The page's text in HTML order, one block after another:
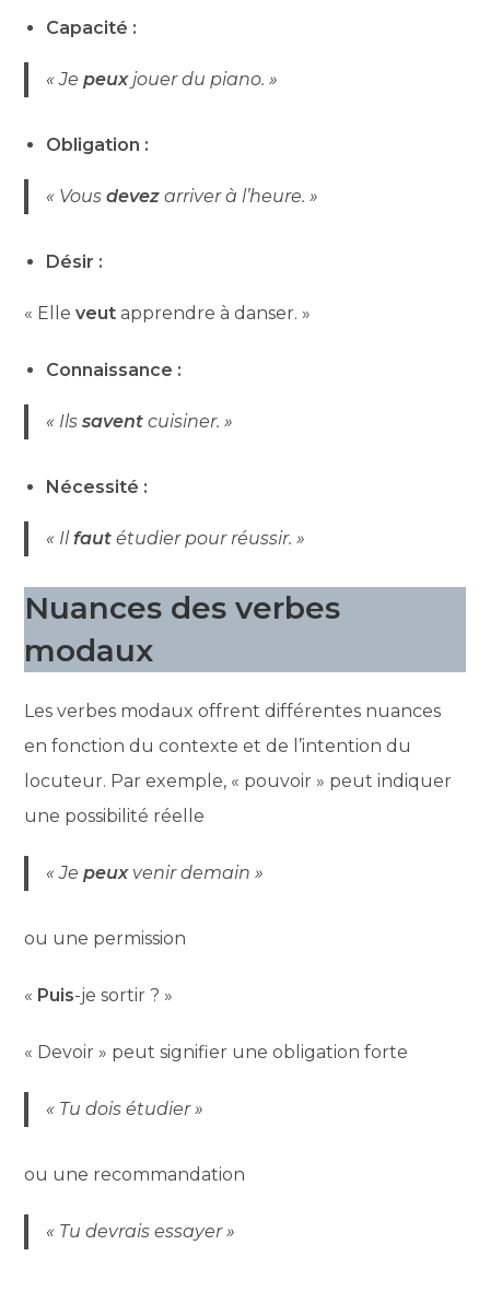
Capacité :
« Jepeuxjouer du piano. »
Obligation :
« Vousdevez arriver à l’heure. »
Désir :
« Elleveut apprendre à danser. »
Connaissance :
« Ilssavent cuisiner. »
Nécessité :
« Ilfautétudier pour réussir. »
Nuances des verbes
modaux
Les verbes modaux offrent différentes nuances
en fonction du contexte et de l’intention du
locuteur. Par exemple, « pouvoir » peut indiquer
une possibilité réelle
« Jepeuxvenir demain »
ou une permission
« Puis-je sortir ? »
« Devoir » peut signifier une obligation forte
« Tu dois étudier »
ou une recommandation
« Tu devrais essayer »